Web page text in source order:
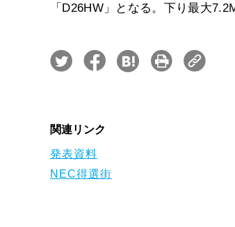
「D26HW」となる。下り最大
関連リンク
発表資料
NEC得選街